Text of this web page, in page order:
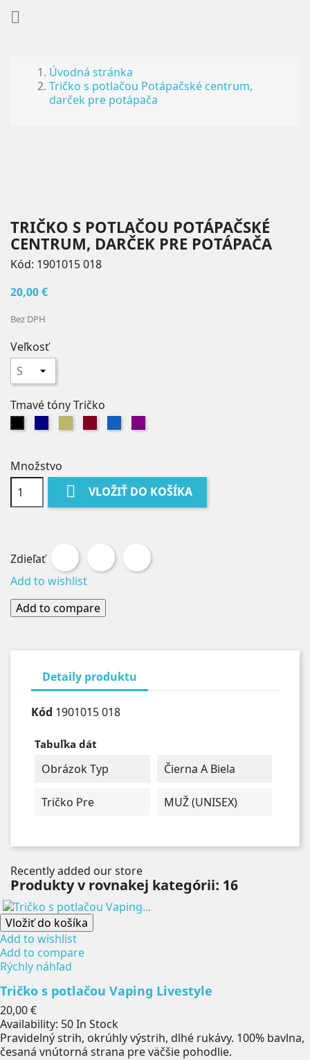

Úvodná stránka
Tričko s potlačou Potápačské centrum,
darček pre potápača
TRIČKO S POTLAČOU POTÁPAČSKÉ
CENTRUM, DARČEK PRE POTÁPAČA
Kód: 1901015 018
20,00 €
Bez DPH
Veľkosť
Tmavé tóny Tričko
Množstvo
 VLOŽIŤ DO KOŠÍKA
Zdieľať
ZdieľaťTweetnuťPinterest
Add to wishlist
Add to compare
Detaily produktu
Kód 1901015 018
Tabuľka dát
Obrázok Typ Čierna A Biela
Tričko Pre MUŽ (UNISEX)
Recently added our store
Produkty v rovnakej kategórii: 16
Vložiť do košíka
Add to wishlist
Add to compare
Rýchly náhľad
Tričko s potlačou Vaping Livestyle
Cena
20,00 €
Availability: 50 In Stock
Pravidelný strih, okrúhly výstrih, dlhé rukávy. 100% bavlna,
česaná vnútorná strana pre väčšie pohodlie.